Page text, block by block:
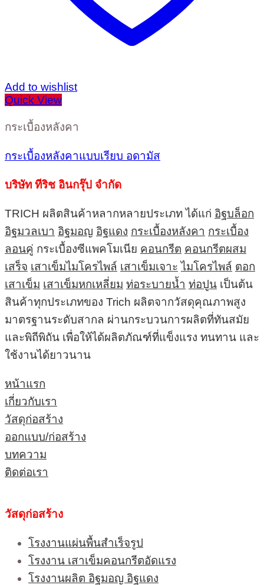
Add to wishlist
Quick View
กระเบื้องหลังคา
กระเบื้องหลังคาแบบเรียบ อดามัส
บริษัท ทีริช อินกรุ๊ป จำกัด
TRICH ผลิตสินค้าหลากหลายประเภท ได้แก่ อิฐบล็อก
อิฐมวลเบา อิฐมอญ อิฐแดง กระเบื้องหลังคา กระเบื้อง
ลอนคู่ กระเบื้องซีแพคโมเนีย คอนกรีต คอนกรีตผสม
เสร็จ เสาเข็มไมโครไพล์ เสาเข็มเจาะ ไมโครไพล์ ตอก
เสาเข็ม เสาเข็มหกเหลี่ยม ท่อระบายน้ำ ท่อปูน เป็นต้น
สินค้าทุกประเภทของ Trich ผลิตจากวัสดุคุณภาพสูง
มาตรฐานระดับสากล ผ่านกระบวนการผลิตที่ทันสมัย
และพิถีพิถัน เพื่อให้ได้ผลิตภัณฑ์ที่แข็งแรง ทนทาน และ
ใช้งานได้ยาวนาน
หน้าแรก
เกี่ยวกับเรา
วัสดุก่อสร้าง
ออกแบบ/ก่อสร้าง
บทความ
ติดต่อเรา
วัสดุก่อสร้าง
โรงงานแผ่นพื้นสำเร็จรูป
โรงงาน เสาเข็มคอนกรีตอัดแรง
โรงงานผลิต อิฐมอญ อิฐแดง